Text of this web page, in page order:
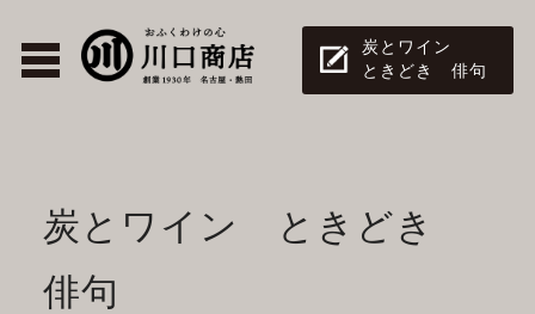
炭とワイン
ときどき 俳句
炭とワイン ときどき
俳句